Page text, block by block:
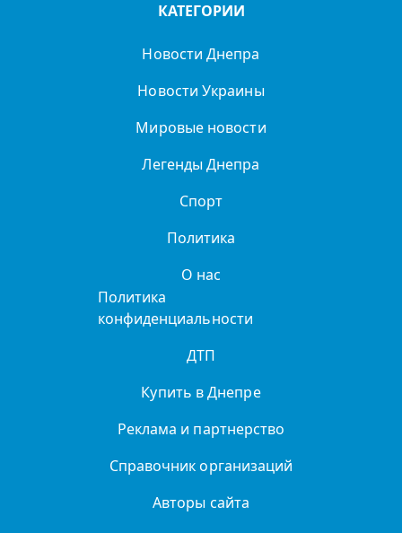
КАТЕГОРИИ
Новости Днепра
Новости Украины
Мировые новости
Легенды Днепра
Спорт
Политика
О нас
Политика
конфиденциальности
ДТП
Купить в Днепре
Реклама и партнерство
Справочник организаций
Авторы сайта